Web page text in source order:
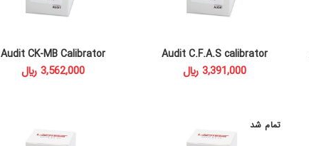
READ MORE
Audit C.F.A.S calibrator
﷼
ADD TO CART
Audit CK-MB Calibrator
﷼
تمام شد